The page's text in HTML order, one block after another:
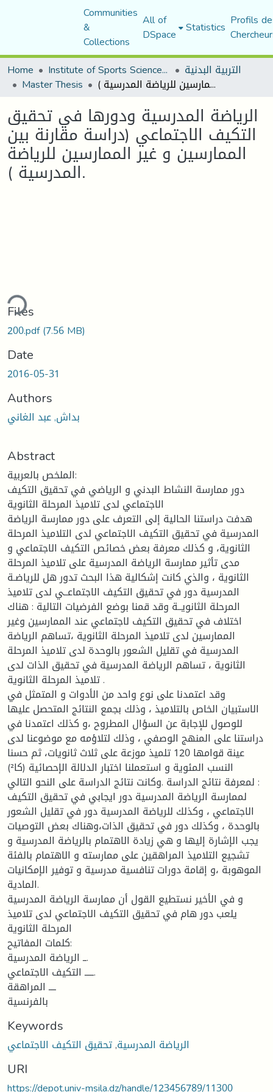
Communities
&
Collections
All of
DSpace Statistics Profils
Home
Institute of Sports Sciences and Techniques التربية البدنية
Master Thesis الرياضة المدرسية ودورها في تحقيق التكيف الاجتماعي (دراسة مقارنة بين الممارسين و غير الممارسين للرياضة المدرسية ).
الرياضة المدرسية ودورها في تحقيق
التكيف الاجتماعي (دراسة مقارنة بين
الممارسين و غير الممارسين للرياضة
المدرسية ).
Files
200.pdf(7.56 MB)
Date
2016-05-31
Authors
بداش, عبد الغاني
Abstract
الملخص بالعربية:
دور ممارسة النشاط البدني و الرياضي في تحقيق التكيف
الاجتماعي لدى تلاميذ المرحلة الثانوية
هدفت دراستنا الحالية إلى التعرف على دور ممارسة الرياضة
المدرسية في تحقيق التكيف الاجتماعي لدى التلاميذ المرحلة
الثانوية، و كذلك معرفة بعض خصائص التكيف الاجتماعي و
مدى تأثير ممارسة الرياضة المدرسية على تلاميذ المرحلة
الثانوية ، والذي كانت إشكالية هذا البحث تدور هل للرياضـة
المدرسية دور في تحقيق التكيف الاجتماعــي لدى تلاميذ
المرحلة الثانويــة وقد قمنا بوضع الفرضيات التالية : هناك
اختلاف في تحقيق التكيف لاجتماعي عند الممارسين وغير
الممارسين لدى تلاميذ المرحلة الثانوية ،تساهم الرياضة
المدرسية في تقليل الشعور بالوحدة لدى تلاميذ المرحلة
الثانوية ، تساهم الرياضة المدرسية في تحقيق الذات لدى
تلاميذ المرحلة الثانوية .
وقد اعتمدنا على نوع واحد من الأدوات و المتمثل في
الاستبيان الخاص بالتلاميذ ، وذلك بجمع النتائج المتحصل عليها
للوصول للإجابة عن السؤال المطروح ،و كذلك اعتمدنا في
دراستنا على المنهج الوصفي ، وذلك لتلاؤمه مع موضوعنا لدى
عينة قوامها 120 تلميذ موزعة على ثلاث ثانويات، ثم حسنا
النسب المئوية و استعملنا اختبار الدلالة الإحصائية (كا²)
لمعرفة نتائج الدراسة .وكانت نتائج الدراسة على النحو التالي :
لممارسة الرياضة المدرسية دور ايجابي في تحقيق التكيف
الاجتماعي ، وكذلك للرياضة المدرسية دور في تقليل الشعور
بالوحدة ، وكذلك دور في تحقيق الذات،وهناك بعض التوصيات
يجب الإشارة إليها و هي زيادة الاهتمام بالرياضة المدرسية و
تشجيع التلاميذ المراهقين على ممارسته و الاهتمام بالفئة
الموهوبة ،و إقامة دورات تنافسية مدرسية و توفير الإمكانيات
المادية.
و في الأخير نستطيع القول أن ممارسة الرياضة المدرسية
يلعب دور هام في تحقيق التكيف الاجتماعي لدى تلاميذ
المرحلة الثانوية
كلمات المفاتيح:
ــ الرياضة المدرسية.
ـــــ التكيف الاجتماعي.
ــــ المراهقة
بالفرنسية
Keywords
الرياضة المدرسية,تحقيق التكيف الاجتماعي
URI
https://depot.univ-msila.dz/handle/123456789/11300